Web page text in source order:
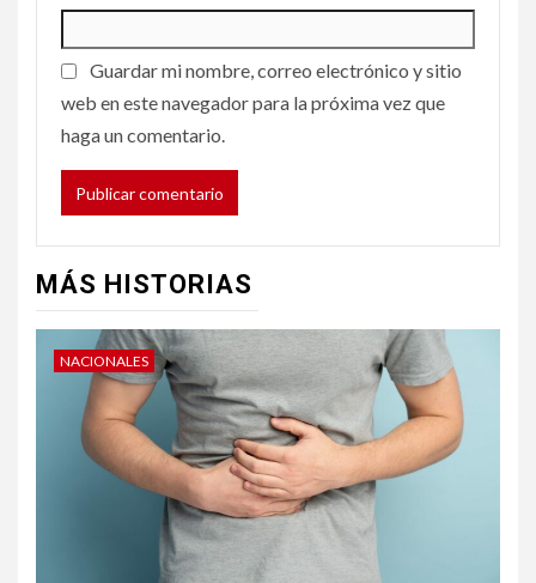
Guardar mi nombre, correo electrónico y sitio
web en este navegador para la próxima vez que
haga un comentario.
MÁS HISTORIAS
NACIONALES